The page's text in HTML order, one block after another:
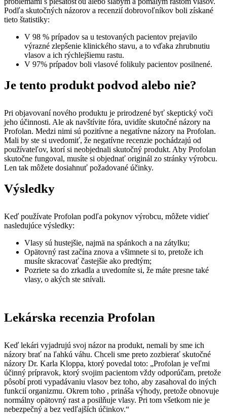
Podľa skutočných názorov a recenzií dobrovoľníkov boli získané
tieto štatistiky:
V 98 % prípadov sa u testovaných pacientov prejavilo
výrazné zlepšenie klinického stavu, a to vďaka zhrubnutiu
vlasov a ich rýchlejšiemu rastu.
V 97% prípadov boli vlasové folikuly pacientov posilnené.
Je tento produkt podvod alebo nie?
Pri objavovaní nového produktu je prirodzené byť skeptický voči
jeho účinnosti. Ale ak navštívite fóra, uvidíte skutočné názory na
Profolan. Medzi nimi sú pozitívne a negatívne názory na Profolan.
Mali by ste si uvedomiť, že negatívne recenzie pochádzajú od
používateľov, ktorí si neobjednali skutočný produkt. Aby Profolan
skutočne fungoval, musíte si objednať originál zo stránky výrobcu.
Len tak môžete dosiahnuť požadované účinky.
Výsledky
Keď používate Profolan podľa pokynov výrobcu, môžete vidieť
nasledujúce výsledky:
Vlasy sú hustejšie, najmä na spánkoch a na zátylku;
Opätovný rast začína znova a všimnete si to, pretože ich
musíte skracovať častejšie ako predtým;
Pozriete sa do zrkadla a uvedomíte si, že máte presne také
vlasy, o akých ste snívali.
Lekárska recenzia Profolan
Keď lekári vyjadrujú svoj názor na produkt, nemali by sme ich
názory brať na ľahkú váhu. Chceli sme preto zozbierať skutočné
názory Dr. Karla Kloppa, ktorý povedal toto: „Profolan je veľmi
účinný prípravok, ktorý svojim pacientom vždy odporúčam, pretože
pôsobí proti vypadávaniu vlasov bez toho, aby zasahoval do iných
funkcií organizmu. Okrem toho , prináša výhody, pretože obnovuje
normálny opätovný rast a posilňuje vlasy. Pri tom všetkom nie je
nebezpečný a bez vedľajších účinkov.“